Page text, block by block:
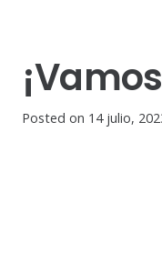
Posted on 14 julio,